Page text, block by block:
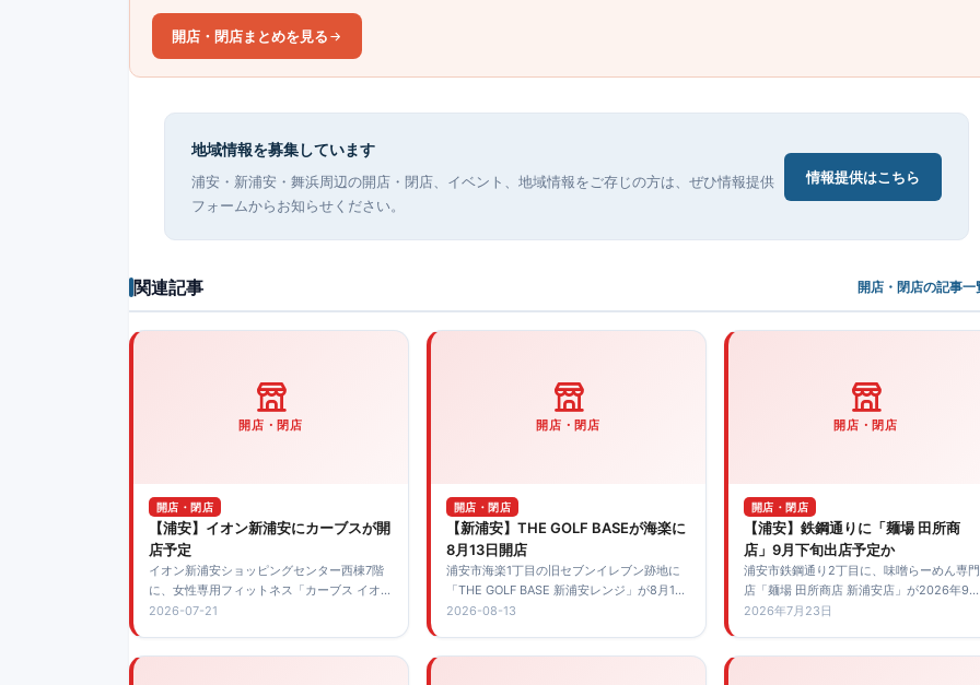
開店・閉店まとめを見る
地域情報を募集しています
浦安・新浦安・舞浜周辺の開店・閉店、イベント、地域情報をご存じの方は、ぜひ情報提供
フォームからお知らせください。
情報提供はこちら
関連記事 開店・閉店の記事
開店・閉店
開店・閉店
【浦安】イオン新浦安にカーブスが開
店予定
イオン新浦安ショッピングセンター西棟7階
に、女性専用フィットネス「カーブス イオン
新浦安」が2026年7月21日にオープン予定で
2026-07-21
開店・閉店
開店・閉店
【新浦安】THE GOLF BASEが海楽に
8月13日開店
浦安市海楽1丁目の旧セブンイレブン跡地に
「THE GOLF BASE 新浦安レンジ」が8月13
日開店。全4打席にTRACKMANを導入し、無
2026-08-13
開店・閉店
開店・閉店
【浦安】鉄鋼通りに「麺場 田所商
店」9月下旬出店予定か
浦安市鉄鋼通り2丁目に、味噌らーめん専門
店「麺場 田所商店 新浦安店」が2026年9月
下旬に出店予定であることが求人情報から
2026年7月23日